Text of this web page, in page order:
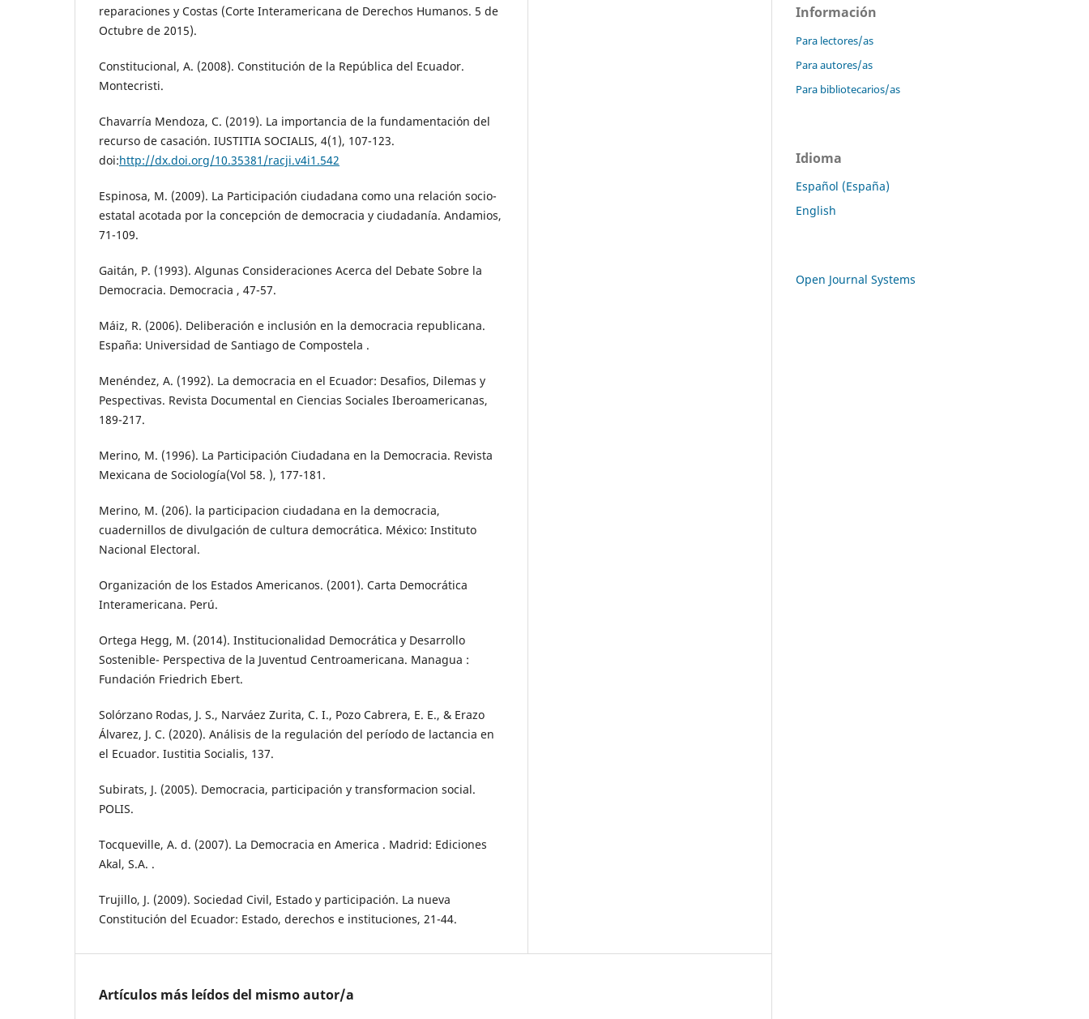
reparaciones y Costas (Corte Interamericana de Derechos Humanos. 5 de
Octubre de 2015).
Constitucional, A. (2008). Constitución de la República del Ecuador.
Montecristi.
Chavarría Mendoza, C. (2019). La importancia de la fundamentación del
recurso de casación. IUSTITIA SOCIALIS, 4(1), 107-123.
doi:http://dx.doi.org/10.35381/racji.v4i1.542
Espinosa, M. (2009). La Participación ciudadana como una relación socio-
estatal acotada por la concepción de democracia y ciudadanía. Andamios,
71-109.
Gaitán, P. (1993). Algunas Consideraciones Acerca del Debate Sobre la
Democracia. Democracia , 47-57.
Máiz, R. (2006). Deliberación e inclusión en la democracia republicana.
España: Universidad de Santiago de Compostela .
Menéndez, A. (1992). La democracia en el Ecuador: Desafios, Dilemas y
Pespectivas. Revista Documental en Ciencias Sociales Iberoamericanas,
189-217.
Merino, M. (1996). La Participación Ciudadana en la Democracia. Revista
Mexicana de Sociología(Vol 58. ), 177-181.
Merino, M. (206). la participacion ciudadana en la democracia,
cuadernillos de divulgación de cultura democrática. México: Instituto
Nacional Electoral.
Organización de los Estados Americanos. (2001). Carta Democrática
Interamericana. Perú.
Ortega Hegg, M. (2014). Institucionalidad Democrática y Desarrollo
Sostenible- Perspectiva de la Juventud Centroamericana. Managua :
Fundación Friedrich Ebert.
Solórzano Rodas, J. S., Narváez Zurita, C. I., Pozo Cabrera, E. E., & Erazo
Álvarez, J. C. (2020). Análisis de la regulación del período de lactancia en
el Ecuador. Iustitia Socialis, 137.
Subirats, J. (2005). Democracia, participación y transformacion social.
POLIS.
Tocqueville, A. d. (2007). La Democracia en America . Madrid: Ediciones
Akal, S.A. .
Trujillo, J. (2009). Sociedad Civil, Estado y participación. La nueva
Constitución del Ecuador: Estado, derechos e instituciones, 21-44.
Artículos más leídos del mismo autor/a
Información
Para lectores/as
Para autores/as
Para bibliotecarios/as
Idioma
Español (España)
English
Open Journal Systems